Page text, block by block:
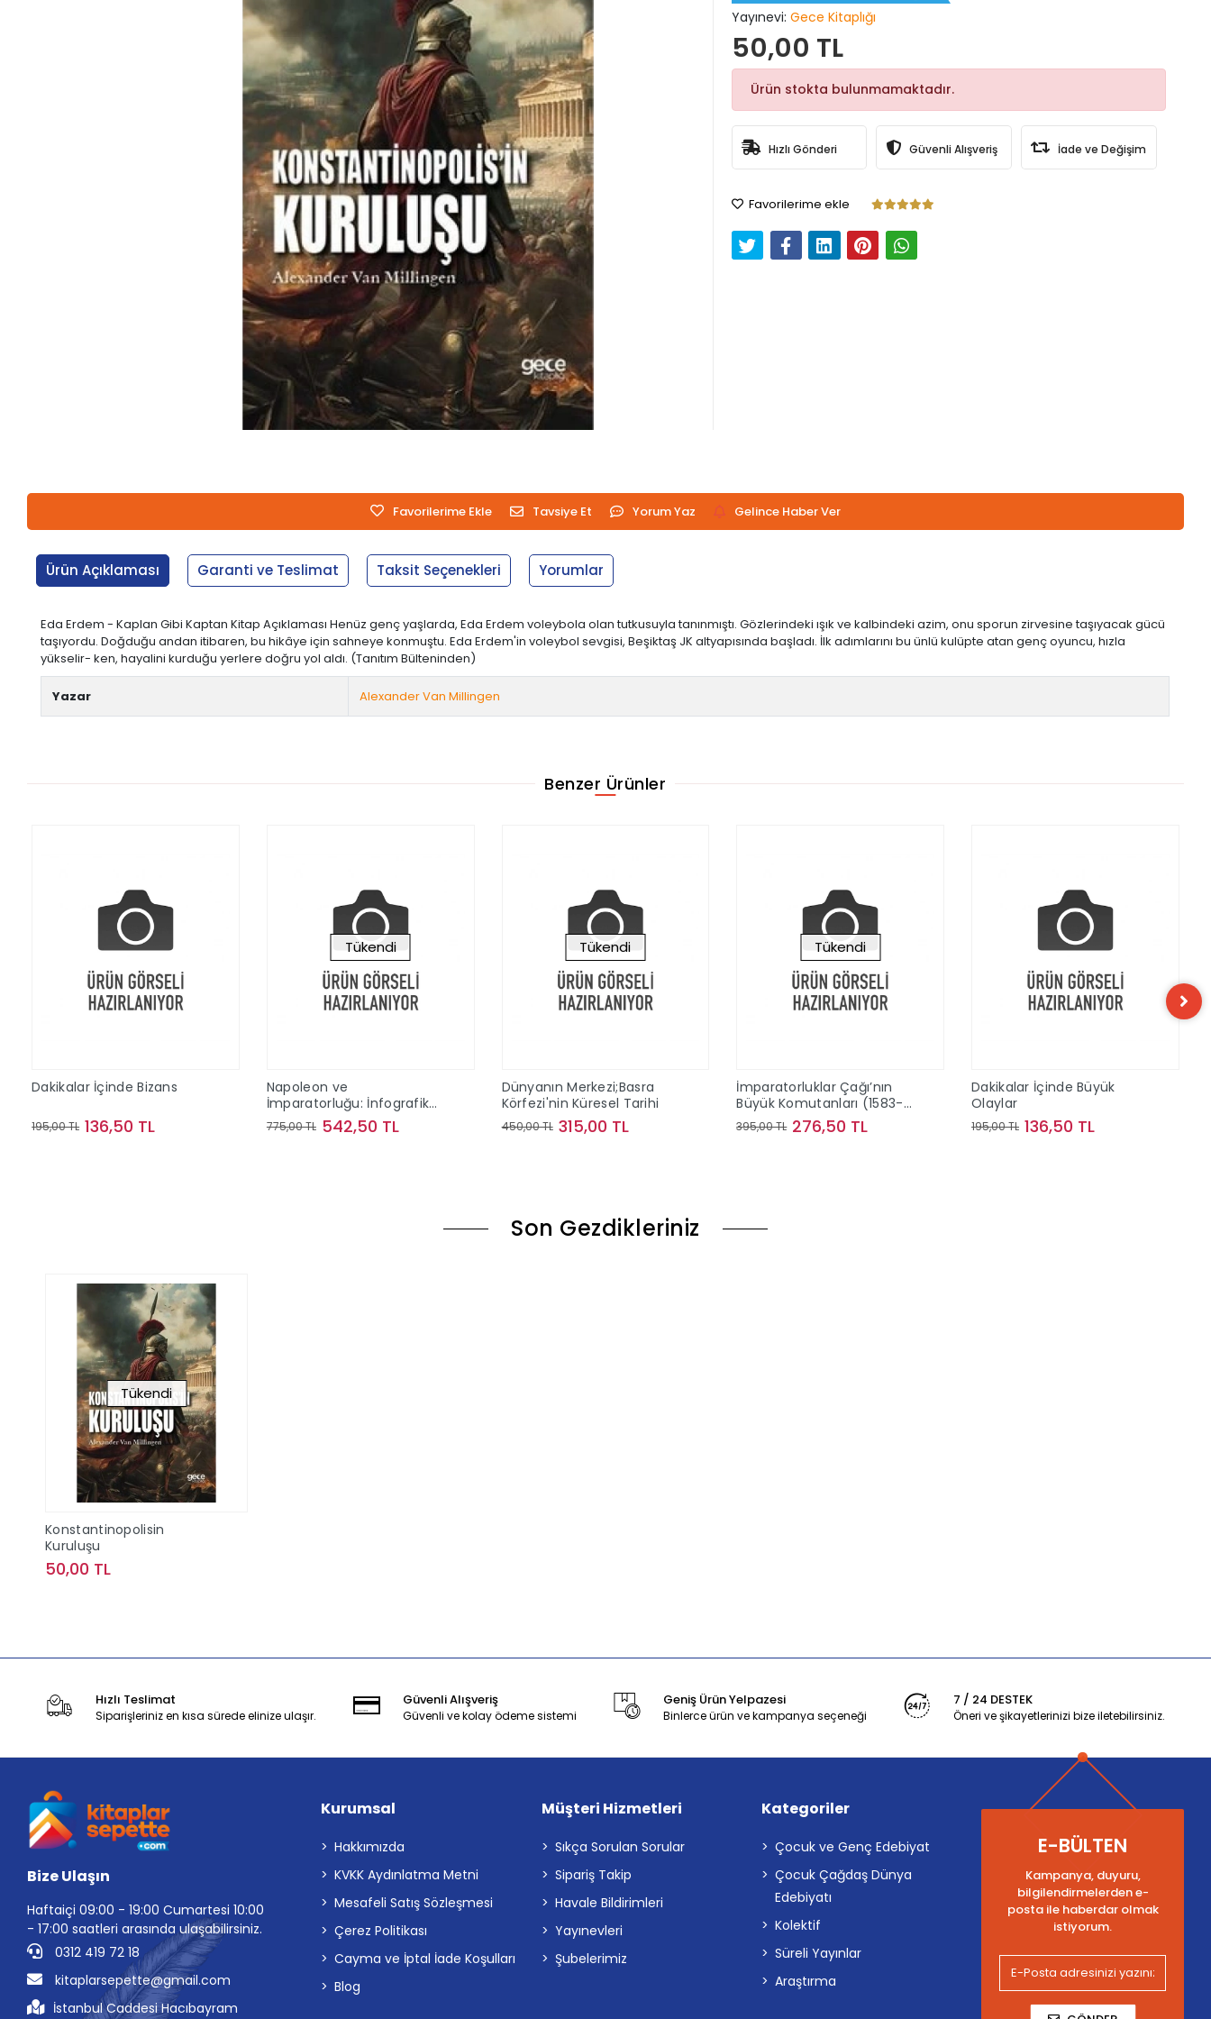
Yayınevi: Gece Kitaplığı
50,00 TL
Ürün stokta bulunmamaktadır.
Hızlı Gönderi Güvenli Alışveriş İade ve Değişim
Favorilerime ekle
Favorilerime Ekle Tavsiye Et Yorum Yaz Gelince Haber Ver
Ürün Açıklaması Garanti ve Teslimat Taksit Seçenekleri Yorumlar
Eda Erdem - Kaplan Gibi Kaptan Kitap Açıklaması Henüz genç yaşlarda, Eda Erdem voleybola olan tutkusuyla tanınmıştı. Gözlerindeki ışık ve kalbindeki azim, onu sporun zirvesine taşıyacak gücü
taşıyordu. Doğduğu andan itibaren, bu hikâye için sahneye konmuştu. Eda Erdem'in voleybol sevgisi, Beşiktaş JK altyapısında başladı. İlk adımlarını bu ünlü kulüpte atan genç oyuncu, hızla
yükselir- ken, hayalini kurduğu yerlere doğru yol aldı. (Tanıtım Bülteninden)
Yazar Alexander Van Millingen
Benzer Ürünler
Dakikalar İçinde Bizans
195,00 TL 136,50 TL
Tükendi
Napoleon ve
İmparatorluğu: İnfografik
(Ciltli)
775,00 TL 542,50 TL
Tükendi
Dünyanın Merkezi;Basra
Körfezi'nin Küresel Tarihi
450,00 TL 315,00 TL
Tükendi
İmparatorluklar Çağı’nın
Büyük Komutanları (1583-
1865)
395,00 TL 276,50 TL
Dakikalar İçinde Büyük
Olaylar
195,00 TL 136,50 TL
Son Gezdikleriniz
Tükendi
Konstantinopolisin
Kuruluşu
50,00 TL
Hızlı Teslimat
Siparişleriniz en kısa sürede elinize ulaşır.
Güvenli Alışveriş
Güvenli ve kolay ödeme sistemi
Geniş Ürün Yelpazesi
Binlerce ürün ve kampanya seçeneği
7 / 24 DESTEK
Öneri ve şikayetlerinizi bize iletebilirsiniz.
Bize Ulaşın
Haftaiçi 09:00 - 19:00 Cumartesi 10:00
- 17:00 saatleri arasında ulaşabilirsiniz.
0312 419 72 18
kitaplarsepette@gmail.com
İstanbul Caddesi Hacıbayram
Kurumsal
Hakkımızda
KVKK Aydınlatma Metni
Mesafeli Satış Sözleşmesi
Çerez Politikası
Cayma ve İptal İade Koşulları
Blog
Müşteri Hizmetleri
Sıkça Sorulan Sorular
Sipariş Takip
Havale Bildirimleri
Yayınevleri
Şubelerimiz
Kategoriler
Çocuk ve Genç Edebiyat
Çocuk Çağdaş Dünya
Edebiyatı
Kolektif
Süreli Yayınlar
Araştırma
E-BÜLTEN
Kampanya, duyuru,
bilgilendirmelerden e-
posta ile haberdar olmak
istiyorum.